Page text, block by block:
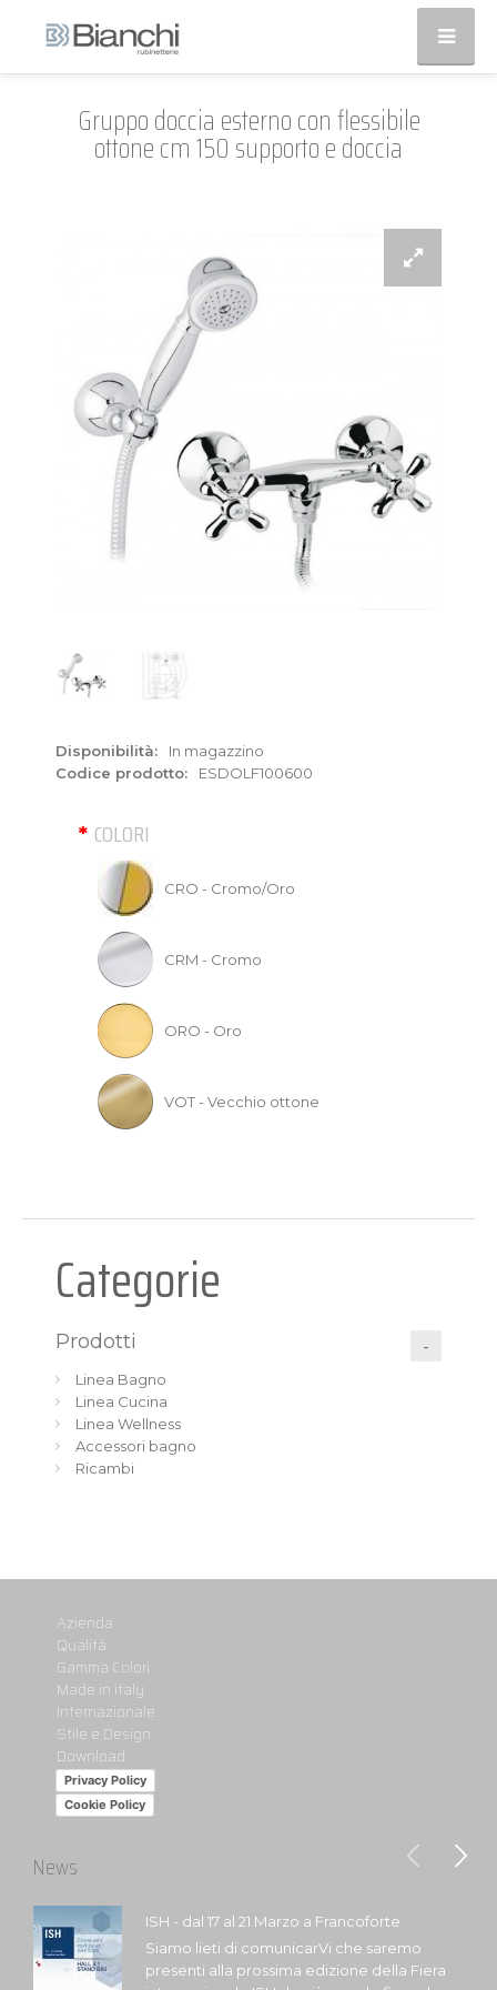
Gruppo doccia esterno con flessibile
ottone cm 150 supporto e doccia
Disponibilità:
In magazzino
Codice prodotto:
ESDOLF100600
COLORI
CRO - Cromo/Oro
CRM - Cromo
ORO - Oro
VOT - Vecchio ottone
Categorie
Prodotti
Linea Bagno
Linea Cucina
Linea Wellness
Accessori bagno
Ricambi
Azienda
Qualità
Gamma Colori
Made in italy
Internazionale
Stile e Design
Download
Privacy Policy
Cookie Policy
News
ISH - dal 17 al 21 Marzo a Francoforte
Siamo lieti di comunicarVi che saremo
presenti alla prossima edizione della Fiera